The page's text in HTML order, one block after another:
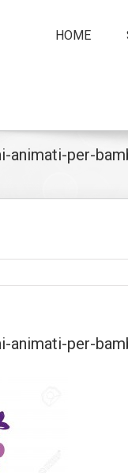
HOME
animati-per-
animati-per-